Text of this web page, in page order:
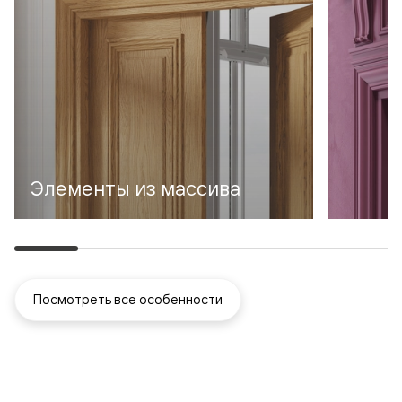
Элементы из массива
Посмотреть все особенности